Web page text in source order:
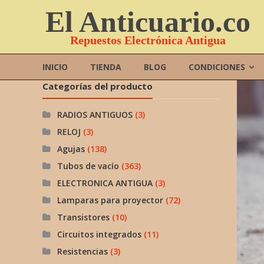
El Anticuario.co
Repuestos Electrónica Antigua
INICIO TIENDA BLOG CONDICIONES
Categorías del producto
RADIOS ANTIGUOS (3)
RELOJ (3)
Agujas (138)
Tubos de vacío (363)
ELECTRONICA ANTIGUA (3)
Lamparas para proyector (72)
Transistores (10)
Circuitos integrados (11)
Resistencias (3)